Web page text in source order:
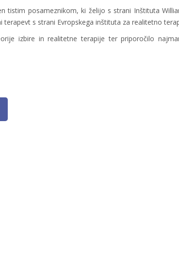
posameznikom, ki želijo s strani Inštituta
s strani Evropskega inštituta za realitetno
izbire in realitetne terapije ter priporočilo